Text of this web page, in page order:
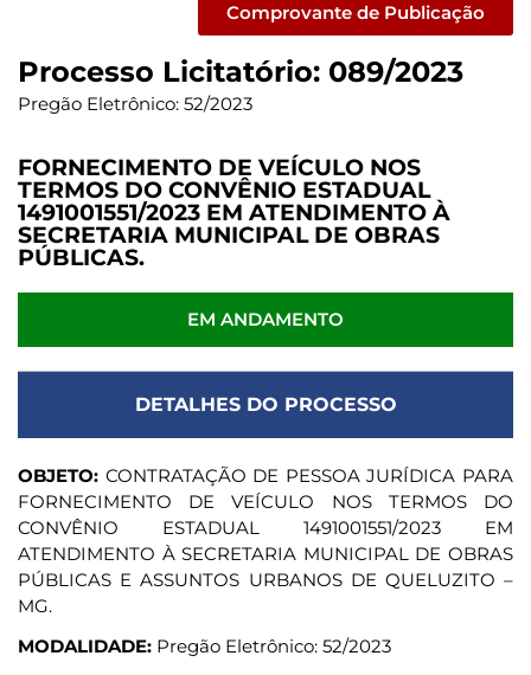
Comprovante de Publicação
Processo Licitatório: 089/2023
Pregão Eletrônico: 52/2023
FORNECIMENTO DE VEÍCULO NOS
TERMOS DO CONVÊNIO ESTADUAL
1491001551/2023 EM ATENDIMENTO À
SECRETARIA MUNICIPAL DE OBRAS
PÚBLICAS.
EM ANDAMENTO
DETALHES DO PROCESSO
OBJETO: CONTRATAÇÃO DE PESSOA JURÍDICA PARA
FORNECIMENTO DE VEÍCULO NOS TERMOS DO
CONVÊNIO ESTADUAL 1491001551/2023 EM
ATENDIMENTO À SECRETARIA MUNICIPAL DE OBRAS
PÚBLICAS E ASSUNTOS URBANOS DE QUELUZITO –
MG.
MODALIDADE: Pregão Eletrônico: 52/2023